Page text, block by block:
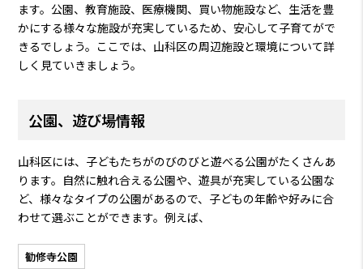
ます。公園、教育施設、医療機関、買い物施設など、生活を豊
かにする様々な施設が充実しているため、安心して子育てがで
きるでしょう。ここでは、山科区の周辺施設と環境について詳
しく見ていきましょう。
公園、遊び場情報
山科区には、子どもたちがのびのびと遊べる公園がたくさんあ
ります。自然に触れ合える公園や、遊具が充実している公園な
ど、様々なタイプの公園があるので、子どもの年齢や好みに合
わせて選ぶことができます。例えば、
勧修寺公園